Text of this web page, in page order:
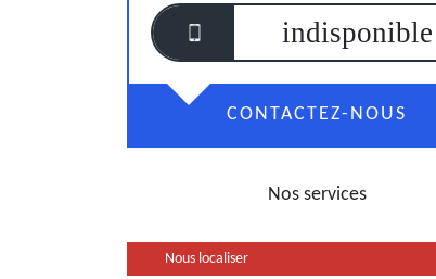
indisponible
CONTACTEZ-NOUS
Nos services
Nous localiser